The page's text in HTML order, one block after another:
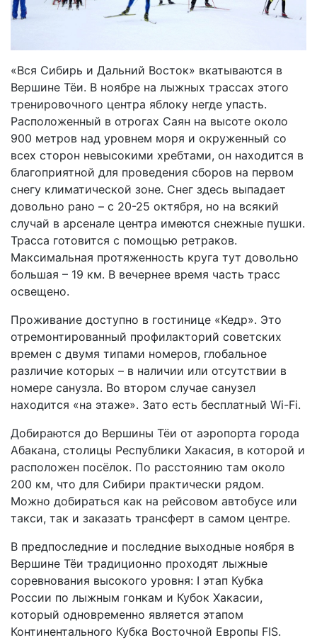
«Вся Сибирь и Дальний Восток» вкатываются в
Вершине Тёи. В ноябре на лыжных трассах этого
тренировочного центра яблоку негде упасть.
Расположенный в отрогах Саян на высоте около
900 метров над уровнем моря и окруженный со
всех сторон невысокими хребтами, он находится в
благоприятной для проведения сборов на первом
снегу климатической зоне. Снег здесь выпадает
довольно рано – с 20-25 октября, но на всякий
случай в арсенале центра имеются снежные пушки.
Трасса готовится с помощью ретраков.
Максимальная протяженность круга тут довольно
большая – 19 км. В вечернее время часть трасс
освещено.
Проживание доступно в гостинице «Кедр». Это
отремонтированный профилакторий советских
времен с двумя типами номеров, глобальное
различие которых – в наличии или отсутствии в
номере санузла. Во втором случае санузел
находится «на этаже». Зато есть бесплатный Wi-Fi.
Добираются до Вершины Тёи от аэропорта города
Абакана, столицы Республики Хакасия, в которой и
расположен посёлок. По расстоянию там около
200 км, что для Сибири практически рядом.
Можно добираться как на рейсовом автобусе или
такси, так и заказать трансферт в самом центре.
В предпоследние и последние выходные ноября в
Вершине Тёи традиционно проходят лыжные
соревнования высокого уровня: I этап Кубка
России по лыжным гонкам и Кубок Хакасии,
который одновременно является этапом
Континентального Кубка Восточной Европы FIS.